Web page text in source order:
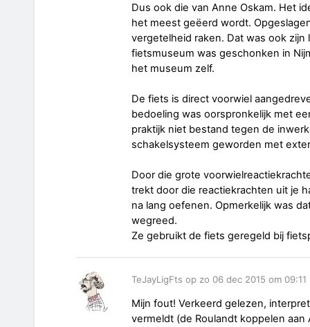
Dus ook die van Anne Oskam. Het
het meest geëerd wordt.
vergetelheid raken. Dat was ook
fietsmuseum was geschonken in
het museum zelf.
De fiets is direct voorwiel
bedoeling was oorspronkelijk met
praktijk niet bestand tegen de
schakelsysteem geworden met
Door die grote
trekt door die reactiekrachten uit je
na lang oefenen. Opmerkelijk was
wegreed.
Ze gebruikt de fiets geregeld bij
TeJayLigFts op zo 06 dec 2015 om 09:11
Mijn fout! Verkeerd gelezen,
vermeldt (de Roulandt koppelen aan